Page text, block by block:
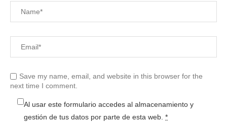
Save my name, email, and website in this browser for the
next time I comment.
Al usar este formulario accedes al almacenamiento y
gestión de tus datos por parte de esta web. *